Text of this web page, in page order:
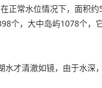
正常水位情况下，面积
个，大中岛屿1078个，
才清澈如镜，由于水深